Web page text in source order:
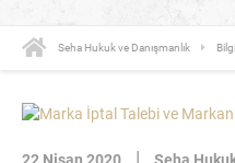
Seha Hukuk ve Danışmanlık
|